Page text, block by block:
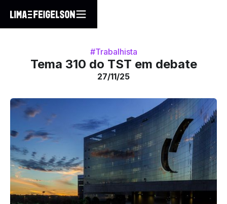
#Trabalhista
Tema 310 do TST em debate
27/11/25